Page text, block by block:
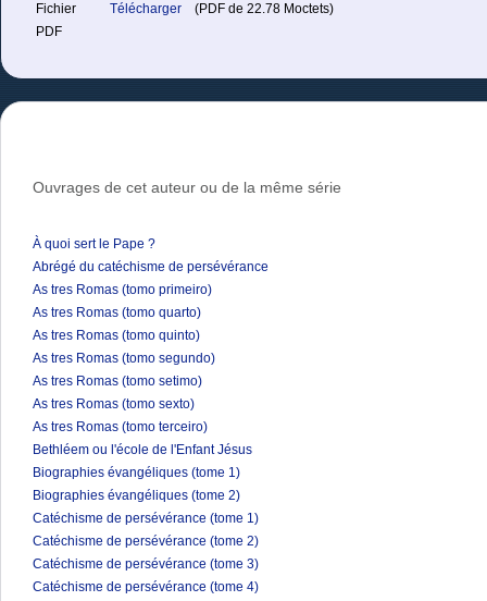
Fichier
PDF
Télécharger (PDF de 22.78 Moctets)
Ouvrages de cet auteur ou de la même série
À quoi sert le Pape ?
Abrégé du catéchisme de persévérance
As tres Romas (tomo primeiro)
As tres Romas (tomo quarto)
As tres Romas (tomo quinto)
As tres Romas (tomo segundo)
As tres Romas (tomo setimo)
As tres Romas (tomo sexto)
As tres Romas (tomo terceiro)
Bethléem ou l'école de l'Enfant Jésus
Biographies évangéliques (tome 1)
Biographies évangéliques (tome 2)
Catéchisme de persévérance (tome 1)
Catéchisme de persévérance (tome 2)
Catéchisme de persévérance (tome 3)
Catéchisme de persévérance (tome 4)